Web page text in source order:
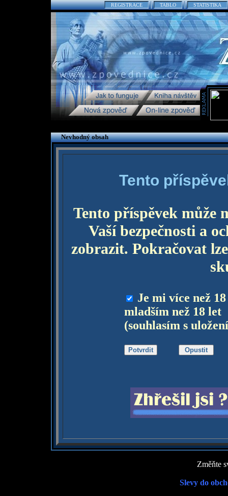
REGISTRACE TABLO STATISTIKA
Nevhodný obsah
Tento
Tento příspěvek může
Vaší bezpečnosti a
zobrazit. Pokračovat
Je mi více než
mladším než 18 let
(souhlasím s
Změňte
Slevy do